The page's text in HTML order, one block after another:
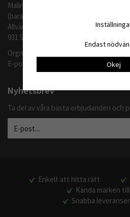
Malingo AB
(barafilter.se)
Allvädersgränd 35
931 52 SKELLEFTEÅ
Orgnr: 559062-1370
E-post:
Nyhetsbrev
Ta del av våra bästa erbjudanden och
Enkelt att hitta rätt
Kända märken
Snabba
Endast
Okej